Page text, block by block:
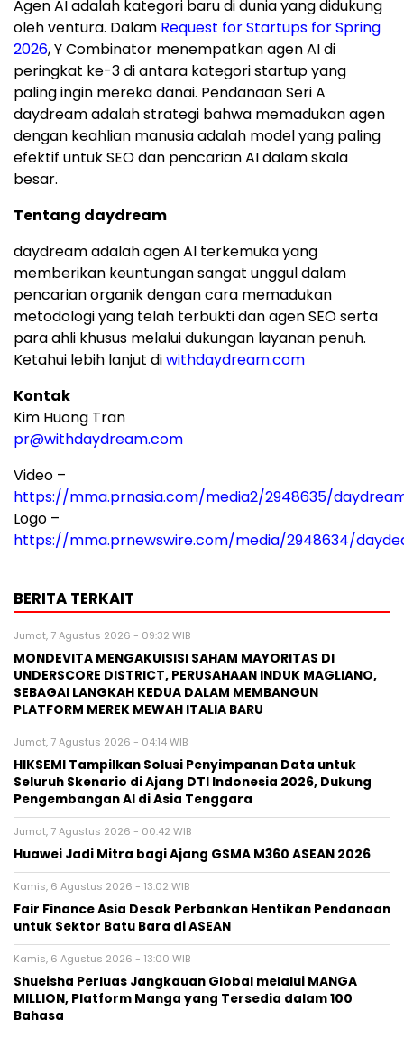
Agen AI adalah kategori baru di dunia yang didukung
oleh ventura. Dalam Request for Startups for Spring
2026, Y Combinator menempatkan agen AI di
peringkat ke-3 di antara kategori startup yang
paling ingin mereka danai. Pendanaan Seri A
daydream adalah strategi bahwa memadukan agen
dengan keahlian manusia adalah model yang paling
efektif untuk SEO dan pencarian AI dalam skala
besar.
Tentang daydream
daydream adalah agen AI terkemuka yang
memberikan keuntungan sangat unggul dalam
pencarian organik dengan cara memadukan
metodologi yang telah terbukti dan agen SEO serta
para ahli khusus melalui dukungan layanan penuh.
Ketahui lebih lanjut diwithdaydream.com
Kontak
Kim Huong Tran
pr@withdaydream.com
Video –
https://mma.prnasia.com/media2/2948635/
Logo –
https://mma.prnewswire.com/media/2948634/
BERITA TERKAIT
Jumat, 7 Agustus 2026 - 09:32 WIB
MONDEVITA MENGAKUISISI SAHAM MAYORITAS DI
UNDERSCORE DISTRICT, PERUSAHAAN INDUK MAGLIANO,
SEBAGAI LANGKAH KEDUA DALAM MEMBANGUN
PLATFORM MEREK MEWAH ITALIA BARU
Jumat, 7 Agustus 2026 - 04:14 WIB
HIKSEMI Tampilkan Solusi Penyimpanan Data untuk
Seluruh Skenario di Ajang DTI Indonesia 2026, Dukung
Pengembangan AI di Asia Tenggara
Jumat, 7 Agustus 2026 - 00:42 WIB
Huawei Jadi Mitra bagi Ajang GSMA M360 ASEAN 2026
Kamis, 6 Agustus 2026 - 13:02 WIB
Fair Finance Asia Desak Perbankan Hentikan Pendanaan
untuk Sektor Batu Bara di ASEAN
Kamis, 6 Agustus 2026 - 13:00 WIB
Shueisha Perluas Jangkauan Global melalui MANGA
MILLION, Platform Manga yang Tersedia dalam 100
Bahasa